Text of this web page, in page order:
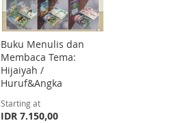
Buku Menulis dan
Membaca Tema:
Hijaiyah /
Huruf&Angka
Starting at
IDR 7.150,00